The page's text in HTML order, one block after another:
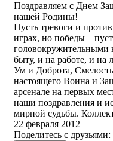
Поздравляем с Днем
нашей Родины!
Пусть тревоги и
играх, но победы –
головокружительными
быту, и на работе, и
Ум и Доброта, Смелость
настоящего Воина и
арсенале на первых
наши поздравления и
мирной судьбы.
22 февраля 2012
Поделитесь с друзьями: